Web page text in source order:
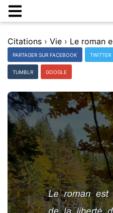
Citations › Vie ›
PARTAGER SUR FACEBOOK TWITTER
TUMBLR GOOGLE